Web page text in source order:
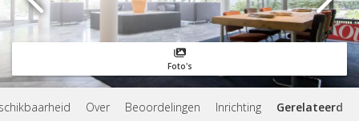
Foto's
Over Beoordelingen Inrichting Gerelateerd